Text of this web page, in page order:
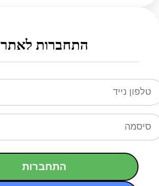
התחברות לאתר
התחברות